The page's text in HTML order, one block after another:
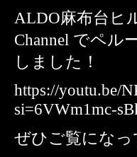
ALDO麻布台ヒ
Channel でペル
しました！
https://youtu.be/
si=6VWm1mc-
ぜひご覧にな